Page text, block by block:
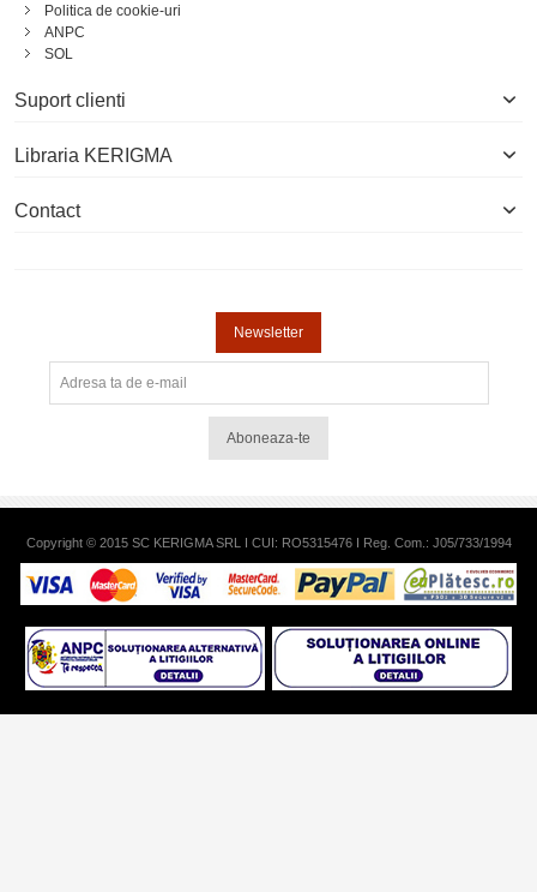
Politica de cookie-uri
ANPC
SOL
Suport clienti
Libraria KERIGMA
Contact
Newsletter
Aboneaza-te
Copyright © 2015 SC KERIGMA SRL I CUI: RO5315476 I Reg. Com.: J05/733/1994